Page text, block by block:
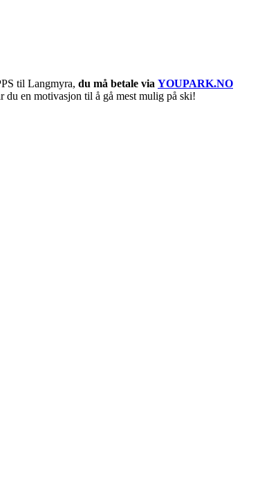
til Langmyra, du må betale via YOUPARK.NO
du en motivasjon til å gå mest mulig på ski!